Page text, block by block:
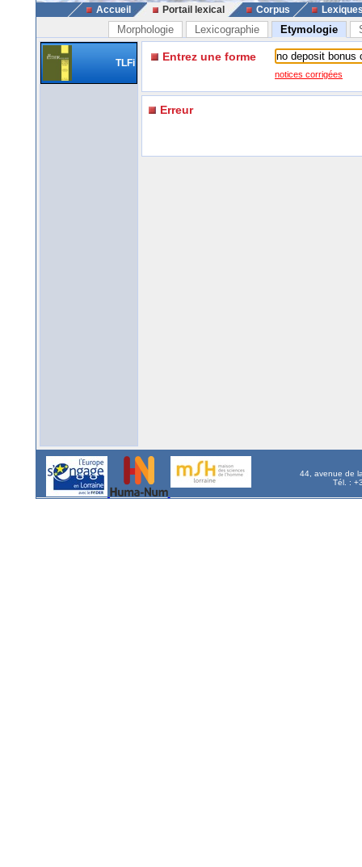
Accueil Portail lexical Corpus
Morphologie Lexicographie Etymologie
TLFi Entrez une forme
notices corrigées
Erreur
44, avenue de
Tél. :